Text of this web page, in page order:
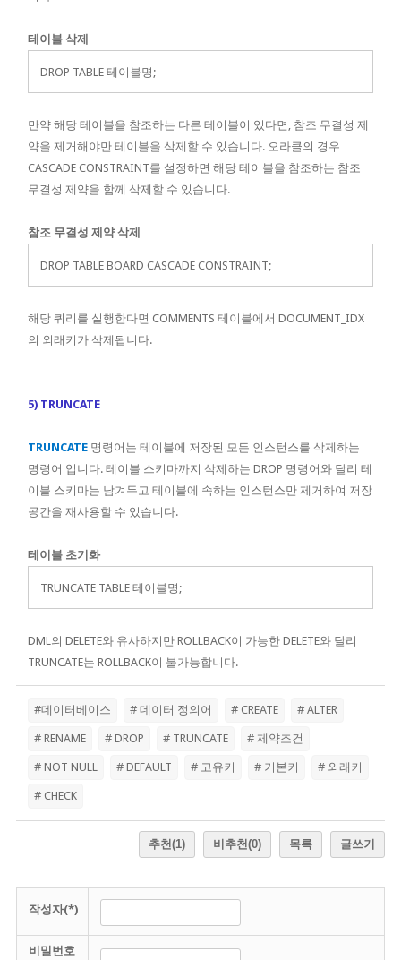
테이블 삭제
DROP TABLE 테이블명;
만약 해당 테이블을 참조하는 다른 테이블이 있다면, 참조 무결성 제
약을 제거해야만 테이블을 삭제할 수 있습니다. 오라클의 경우
CASCADE CONSTRAINT를 설정하면 해당 테이블을 참조하는 참조
무결성 제약을 함께 삭제할 수 있습니다.
참조 무결성 제약 삭제
DROP TABLE BOARD CASCADE CONSTRAINT;
해당 쿼리를 실행한다면 COMMENTS 테이블에서 DOCUMENT_IDX
의 외래키가 삭제됩니다.
5) TRUNCATE
TRUNCATE 명령어는 테이블에 저장된 모든 인스턴스를 삭제하는
명령어 입니다. 테이블 스키마까지 삭제하는 DROP 명령어와 달리 테
이블 스키마는 남겨두고 테이블에 속하는 인스턴스만 제거하여 저장
공간을 재사용할 수 있습니다.
테이블 초기화
TRUNCATE TABLE 테이블명;
DML의 DELETE와 유사하지만 ROLLBACK이 가능한 DELETE와 달리
TRUNCATE는 ROLLBACK이 불가능합니다.
#데이터베이스 # 데이터 정의어 # CREATE # ALTER
# RENAME # DROP # TRUNCATE # 제약조건
# NOT NULL # DEFAULT # 고유키 # 기본키 # 외래키
# CHECK
추천(1) 비추천(0) 목록 글쓰기
작성자(*)
비밀번호